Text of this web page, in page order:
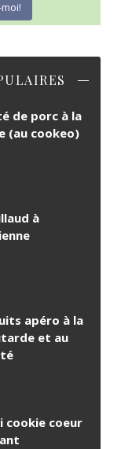
de porc à la
(au cookeo)
à
apéro à la
et au
cookie coeur